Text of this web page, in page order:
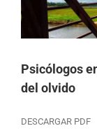
Psicólogos
del olvido
DESCARGAR PDF